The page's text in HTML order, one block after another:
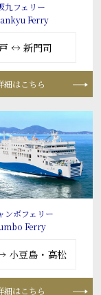
九フェリー
Ferry
↔ 新門司
細はこちら
ンボフェリー
Ferry
小豆島・高松
細はこちら